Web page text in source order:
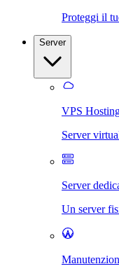
Proteggi il
Server
VPS
Server
Server
Un server